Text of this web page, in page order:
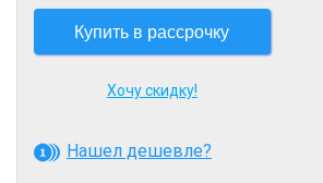
Купить в рассрочку
Хочу скидку!
Нашел дешевле?